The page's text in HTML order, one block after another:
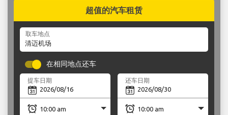
超值的汽车租赁
取车地点
在相同地点还车
提车日期 还车日期